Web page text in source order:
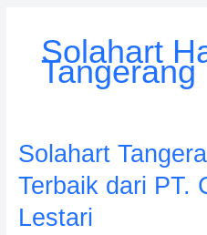
Solahart
Tangerang
Solahart
Terbaik dari PT.
Lestari
Solahart
Tangerang:
Solusi
Terbaik
dari